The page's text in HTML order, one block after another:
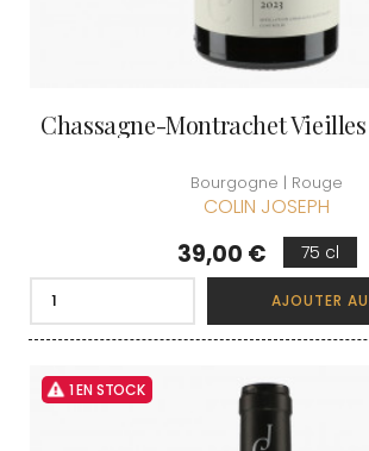
Chassagne-Montrachet Vieilles
Bourgogne | Rouge
COLIN JOSEPH
Prix
39,00 € 75 cl
AJOUTER
1 EN STOCK